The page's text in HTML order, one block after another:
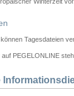
können Tagesdateien
PEGELONLINE